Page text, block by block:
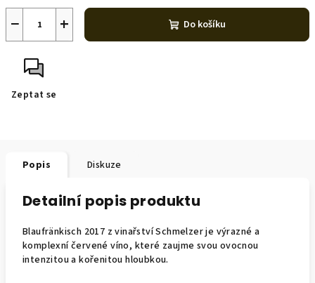
+
− Do košíku
Zeptat se
Popis Diskuze
Detailní popis produktu
Blaufränkisch 2017 z vinařství Schmelzer je výrazné a
komplexní červené víno, které zaujme svou ovocnou
intenzitou a kořenitou hloubkou.